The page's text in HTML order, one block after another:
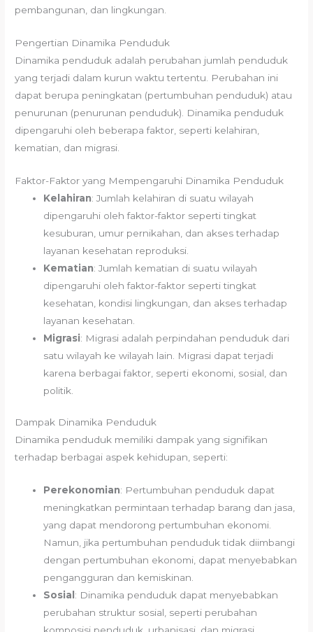
pembangunan, dan lingkungan.
Pengertian Dinamika Penduduk
Dinamika penduduk adalah perubahan jumlah penduduk
yang terjadi dalam kurun waktu tertentu. Perubahan ini
dapat berupa peningkatan (pertumbuhan penduduk) atau
penurunan (penurunan penduduk). Dinamika penduduk
dipengaruhi oleh beberapa faktor, seperti kelahiran,
kematian, dan migrasi.
Faktor-Faktor yang Mempengaruhi Dinamika Penduduk
Kelahiran: Jumlah kelahiran di suatu wilayah
dipengaruhi oleh faktor-faktor seperti tingkat
kesuburan, umur pernikahan, dan akses terhadap
layanan kesehatan reproduksi.
Kematian: Jumlah kematian di suatu wilayah
dipengaruhi oleh faktor-faktor seperti tingkat
kesehatan, kondisi lingkungan, dan akses terhadap
layanan kesehatan.
Migrasi: Migrasi adalah perpindahan penduduk dari
satu wilayah ke wilayah lain. Migrasi dapat terjadi
karena berbagai faktor, seperti ekonomi, sosial, dan
politik.
Dampak Dinamika Penduduk
Dinamika penduduk memiliki dampak yang signifikan
terhadap berbagai aspek kehidupan, seperti:
Perekonomian: Pertumbuhan penduduk dapat
meningkatkan permintaan terhadap barang dan jasa,
yang dapat mendorong pertumbuhan ekonomi.
Namun, jika pertumbuhan penduduk tidak diimbangi
dengan pertumbuhan ekonomi, dapat menyebabkan
pengangguran dan kemiskinan.
Sosial : Dinamika penduduk dapat menyebabkan
perubahan struktur sosial, seperti perubahan